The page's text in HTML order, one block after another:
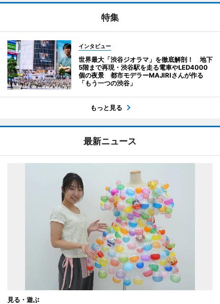
特集
インタビュー
世界最大「渋谷ジオラマ」を徹底解剖！ 地下
5階まで再現・渋谷駅を走る電車やLED4000
個の夜景 都市モデラーMAJIRIさんが作る
「もう一つの渋谷」
もっと見る
最新ニュース
見る・遊ぶ